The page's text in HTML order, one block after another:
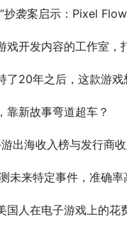
案启示：Pixel Flow!诉讼解
开发内容的工作室，打
了20年之后，这款游戏
靠新故事弯道超车？
收入榜 - 《菇勇者传说》等多款新游增长亮眼，点点
未来特定事件，准确率
国人在电子游戏上的花